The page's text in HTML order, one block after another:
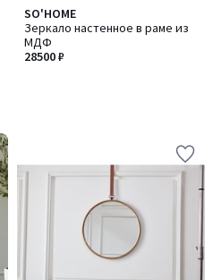
SO'HOME
Зеркало настенное в раме из
МДФ
28500 ₽